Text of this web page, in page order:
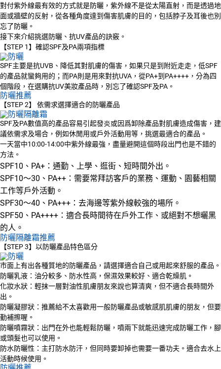
對付紫外線最有效的方式就是防曬，紫外線不是從太陽直射，而是透過地
面或牆壁的反射，從各種角度達到傷害肌膚的目的，包括脖子及耳後也別
忘了防曬。
接下來介紹挑選防曬、抗UV產品的訣竅。
【STEP 1】確認SPF及PA兩項指標
SPF主要是抗UVB、降低其對肌膚的傷害，如果只是到附近走走，低SPF
的產品就蠻夠用的；而PA則是用來對抗UVA，從PA+到PA++++，分為四
個階段，在選購抗UV美妝產品時，別忘了確認SPF及PA。
防曬推薦
【STEP 2】 依需求選擇適合的防曬產品
SPF及PA數值高的產品容易引起發炎或因爲卸除產品對肌膚造成傷害，建
議依需求及場合，例如休閒用或戶外活動用等，挑選最適合的產品。
一天當中10:00-14:00中紫外線最強，盡量避開這個時段出門也是不錯的
方法。
SPF10、PA+：通勤、上學、逛街、短時間外出。
SPF10～30、PA++：需要常拜訪客戶的業務、運動、園藝相關
工作等戶外活動。
SPF30～40、PA+++：去海邊等紫外線較強的場所。
SPF50、PA++++：適合長時間待在戶外工作、或絕對不想曬黑
的人。
防曬隔離霜推薦
【STEP 3】以防曬產品特色區分
市面上有出各種質地的防曬產品，請選擇適合自己或用起來舒服的產品。
防曬乳液：油分較多、防水性高，保濕效果較好、適合乾燥肌。
化妝水狀：輕抹一層對油性肌膚朋友來說也算清爽，但不適合長時間外
出。
防曬凝膠狀：推薦給不太喜歡用一般防曬產品或敏感肌肌膚的朋友，但要
勤補擦喔。
防曬噴霧狀：出門在外也能輕鬆防曬，噴兩下就能迅速完成防曬工作，腳
或頭髮也可以使用。
防水防曬性：主打防水防汗，但同時要卸掉也需要一番功夫。適合去水上
活動時候使用。